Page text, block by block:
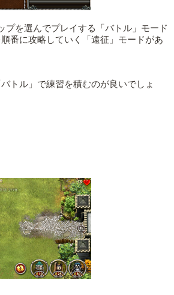
プを選んでプレイする「バトル」モード
番に攻略していく「遠征」モードがあ
トル」で練習を積むのが良いでしょ